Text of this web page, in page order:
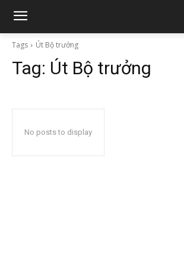
Tags Út Bộ trưởng
Tag: Út Bộ trưởng
No posts to display